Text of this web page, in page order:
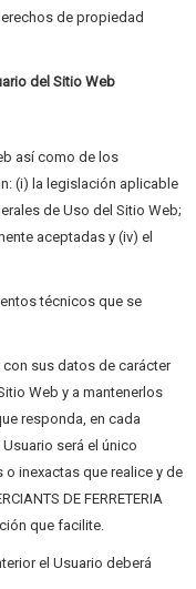
de propiedad
del Sitio Web
así como de los
(i) la legislación aplicable
de Uso del Sitio Web;
aceptadas y (iv) el
técnicos que se
sus datos de carácter
Web y a mantenerlos
responda, en cada
será el único
inexactas que realice y de
DE FERRETERIA
que facilite.
el Usuario deberá